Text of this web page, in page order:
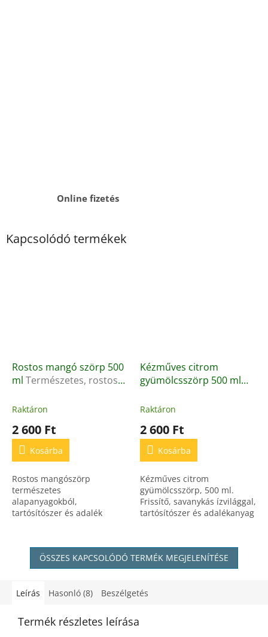
Online fizetés
Kapcsolódó termékek
Rostos mangó szörp 500
ml Természetes, rostos
Raktáron
2 600 Ft
Kosárba
Rostos mangószörp
természetes
alapanyagokból,
tartósítószer és adalék
cseppjével.
Kézműves citrom
gyümölcsszörp 500 ml
citromos szörp friss
Raktáron
2 600 Ft
Kosárba
Kézműves citrom
gyümölcsszörp, 500 ml.
Frissítő, savanykás ízvilággal,
tartósítószer és adalékanyag
ÖSSZES KAPCSOLÓDÓ TERMÉK MEGJELENÍTÉSE
Leírás Hasonló (8) Beszélgetés
Termék részletes leírása